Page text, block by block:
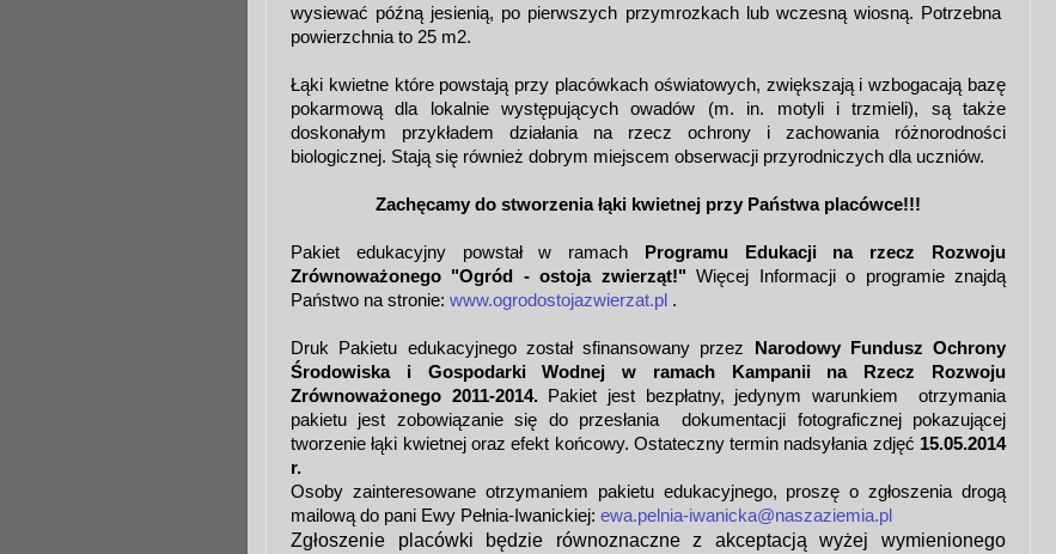
wysiewać późną jesienią, po pierwszych przymrozkach lub wczesną wiosną. Potrzebna
powierzchnia to 25 m2.
Łąki kwietne które powstają przy placówkach oświatowych, zwiększają i wzbogacają bazę
pokarmową dla lokalnie występujących owadów (m. in. motyli i trzmieli), są także
doskonałym przykładem działania na rzecz ochrony i zachowania różnorodności
biologicznej. Stają się również dobrym miejscem obserwacji przyrodniczych dla uczniów.
Zachęcamy do stworzenia łąki kwietnej przy Państwa placówce!!!
Pakiet edukacyjny powstał w ramach Programu Edukacji na rzecz Rozwoju
Zrównoważonego "Ogród - ostoja zwierząt!"Więcej Informacji o programie znajdą
Państwo na stronie: www.ogrodostojazwierzat.pl .
Druk Pakietu edukacyjnego został sfinansowany przez Narodowy Fundusz Ochrony
Środowiska i Gospodarki Wodnej w ramach Kampanii na Rzecz Rozwoju
Zrównoważonego 2011-2014.Pakiet jest bezpłatny, jedynym warunkiem otrzymania
pakietu jest zobowiązanie się do przesłania dokumentacji fotograficznej pokazującej
tworzenie łąki kwietnej oraz efekt końcowy. Ostateczny termin nadsyłania zdjęć 15.05.2014
r.
Osoby zainteresowane otrzymaniem pakietu edukacyjnego, proszę o zgłoszenia drogą
mailową do pani Ewy Pełnia-Iwanickiej: ewa.pelnia-iwanicka@naszaziemia.pl
Zgłoszenie placówki będzie równoznaczne z akceptacją wyżej wymienionego